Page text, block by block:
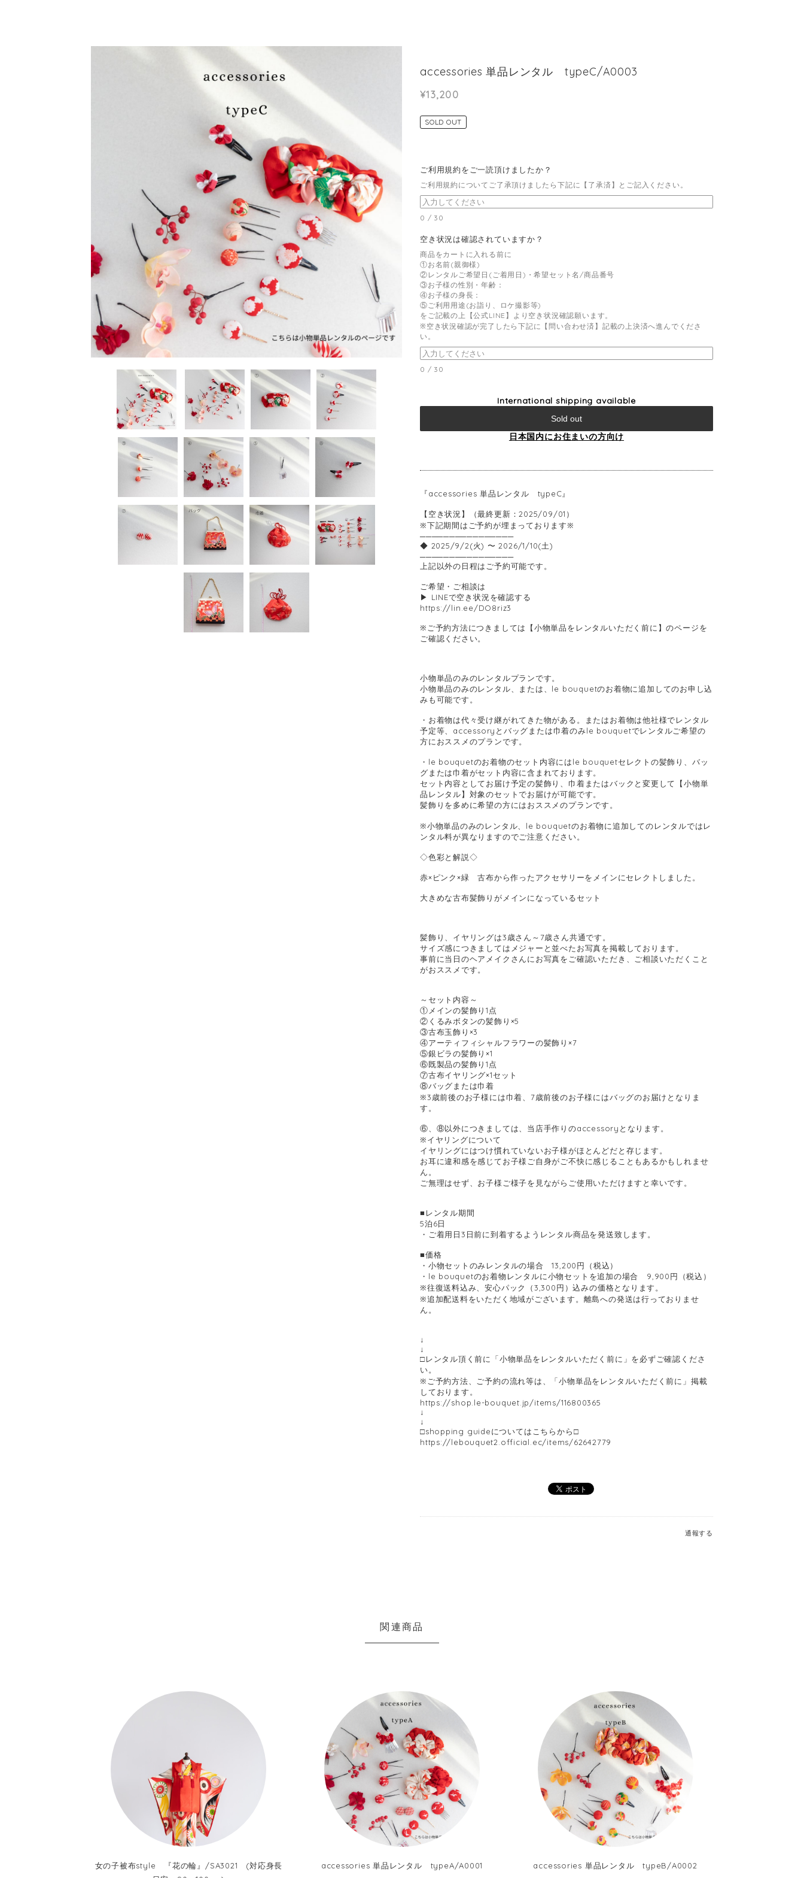
accessories 単品レンタル typeC/A0003
¥13,200
SOLD OUT
ご利用規約をご一読頂けましたか？
ご利用規約についてご了承頂けましたら下記に【了承済】とご記入ください。
0 / 30
空き状況は確認されていますか？
商品をカートに入れる前に
①お名前(親御様)
②レンタルご希望日(ご着用日)・希望セット名/商品番号
③お子様の性別・年齢：
④お子様の身長：
⑤ご利用用途(お詣り、ロケ撮影等)
をご記載の上【公式LINE】より空き状況確認願います。
※空き状況確認が完了したら下記に【問い合わせ済】記載の上決済へ進んでくださ
い。
0 / 30
International shipping available
Sold out
日本国内にお住まいの方向け
『accessories 単品レンタル typeC』
【空き状況】（最終更新：2025/09/01）
※下記期間はご予約が埋まっております※
────────────────
◆ 2025/9/2(火) 〜 2026/1/10(土)
────────────────
上記以外の日程はご予約可能です。
ご希望・ご相談は
▶ LINEで空き状況を確認する
https://lin.ee/DO8riz3
※ご予約方法につきましては【小物単品をレンタルいただく前に】のページを
ご確認ください。
小物単品のみのレンタルプランです。
小物単品のみのレンタル、または、le bouquetのお着物に追加してのお申し込
みも可能です。
・お着物は代々受け継がれてきた物がある。またはお着物は他社様でレンタル
予定等、accessoryとバッグまたは巾着のみle bouquetでレンタルご希望の
方におススメのプランです。
・le bouquetのお着物のセット内容にはle bouquetセレクトの髪飾り、バッ
グまたは巾着がセット内容に含まれております。
セット内容としてお届け予定の髪飾り、巾着またはバックと変更して【小物単
品レンタル】対象のセットでお届けが可能です。
髪飾りを多めに希望の方にはおススメのプランです。
※小物単品のみのレンタル、le bouquetのお着物に追加してのレンタルではレ
ンタル料が異なりますのでご注意ください。
◇色彩と解説◇
赤×ピンク×緑 古布から作ったアクセサリーをメインにセレクトしました。
大きめな古布髪飾りがメインになっているセット
髪飾り、イヤリングは3歳さん～7歳さん共通です。
サイズ感につきましてはメジャーと並べたお写真を掲載しております。
事前に当日のヘアメイクさんにお写真をご確認いただき、ご相談いただくこと
がおススメです。
～セット内容～
①メインの髪飾り1点
②くるみボタンの髪飾り×5
③古布玉飾り×3
④アーティフィシャルフラワーの髪飾り×7
⑤銀ビラの髪飾り×1
⑥既製品の髪飾り1点
⑦古布イヤリング×1セット
⑧バッグまたは巾着
※3歳前後のお子様には巾着、7歳前後のお子様にはバッグのお届けとなりま
す。
⑥、⑧以外につきましては、当店手作りのaccessoryとなります。
※イヤリングについて
イヤリングにはつけ慣れていないお子様がほとんどだと存じます。
お耳に違和感を感じてお子様ご自身がご不快に感じることもあるかもしれませ
ん。
ご無理はせず、お子様ご様子を見ながらご使用いただけますと幸いです。
■レンタル期間
5泊6日
・ご着用日3日前に到着するようレンタル商品を発送致します。
■価格
・小物セットのみレンタルの場合 13,200円（税込）
・le bouquetのお着物レンタルに小物セットを追加の場合 9,900円（税込）
※往復送料込み、安心パック（3,300円）込みの価格となります。
※追加配送料をいただく地域がございます。離島への発送は行っておりませ
ん。
↓
↓
□レンタル頂く前に「小物単品をレンタルいただく前に」を必ずご確認くださ
い。
※ご予約方法、ご予約の流れ等は、「小物単品をレンタルいただく前に」掲載
しております。
https://shop.le-bouquet.jp/items/116800365
↓
↓
□shopping guideについてはこちらから□
https://lebouquet2.official.ec/items/62642779
通報する
関連商品
女の子被布style 『花の輪』/SA3021 (対応身長
accessories 単品レンタル typeA/A0001 accessories 単品レンタル typeB/A0002